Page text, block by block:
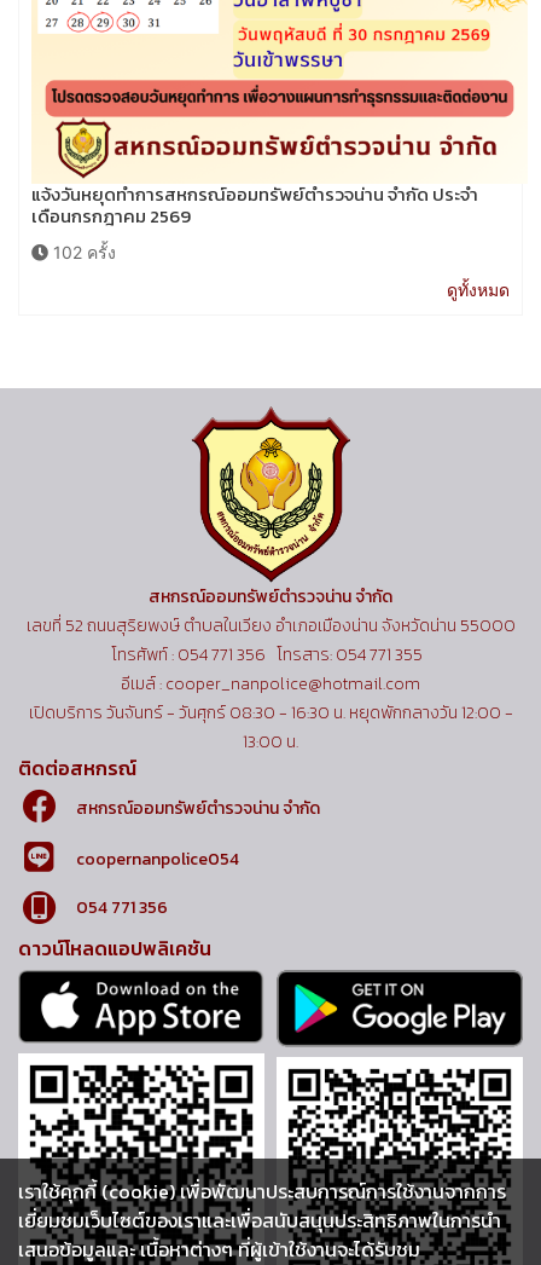
แจ้งวันหยุดทำการสหกรณ์ออมทรัพย์ตำรวจน่าน จำกัด ประจำ
เดือนกรกฎาคม 2569
102 ครั้ง
ดูทั้งหมด
สหกรณ์ออมทรัพย์ตำรวจน่าน จำกัด
เลขที่ 52 ถนนสุริยพงษ์ ตำบลในเวียง อำเภอเมืองน่าน จังหวัดน่าน 55000
โทรศัพท์ : 054 771 356 โทรสาร: 054 771 355
อีเมล์ : cooper_nanpolice@hotmail.com
เปิดบริการ วันจันทร์ - วันศุกร์ 08:30 - 16:30 น. หยุดพักกลางวัน 12:00 -
13:00 น.
ติดต่อสหกรณ์
สหกรณ์ออมทรัพย์ตำรวจน่าน จำกัด
coopernanpolice054
054 771 356
ดาวน์โหลดแอปพลิเคชัน
เราใช้คุกกี้ (cookie) เพื่อพัฒนาประสบการณ์การใช้งานจากการ
เยี่ยมชมเว็บไซต์ของเราและเพื่อสนับสนุนประสิทธิภาพในการนำ
เสนอข้อมูลและ เนื้อหาต่างๆ ที่ผู้เข้าใช้งานจะได้รับชม